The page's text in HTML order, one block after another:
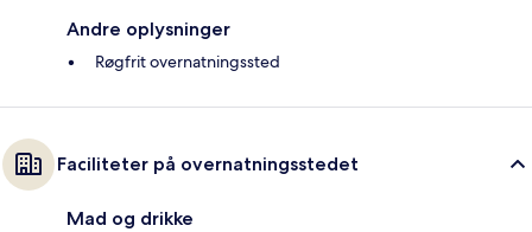
Andre oplysninger
Røgfrit overnatningssted
Faciliteter på overnatningsstedet
Mad og drikke